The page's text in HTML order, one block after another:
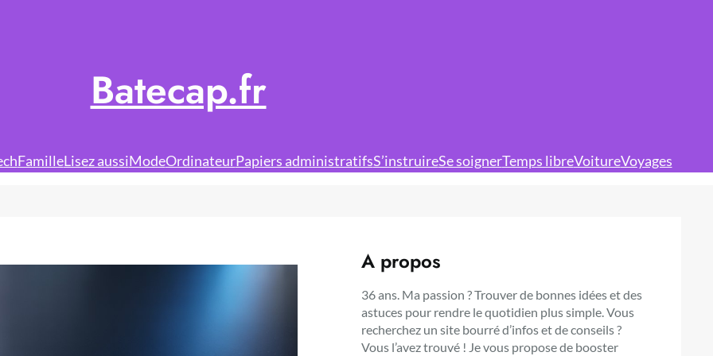
Batecap.fr
FamilleLisez aussiModeOrdinateurPapiers administratifsS’instruireSe soignerTemps libreVoitureVoyages
A propos
36 ans. Ma passion ? Trouver de bonnes idées et des
astuces pour rendre le quotidien plus simple. Vous
recherchez un site bourré d’infos et de conseils ?
Vous l’avez trouvé ! Je vous propose de booster